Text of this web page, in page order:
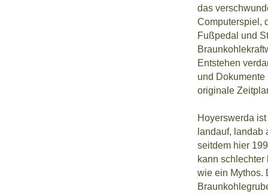
das
Computerspiel,
Fußpedal und
Entstehen
und Dokumente
originale
Hoyerswerda
landauf, landab
seitdem hier
kann
wie ein Mythos.